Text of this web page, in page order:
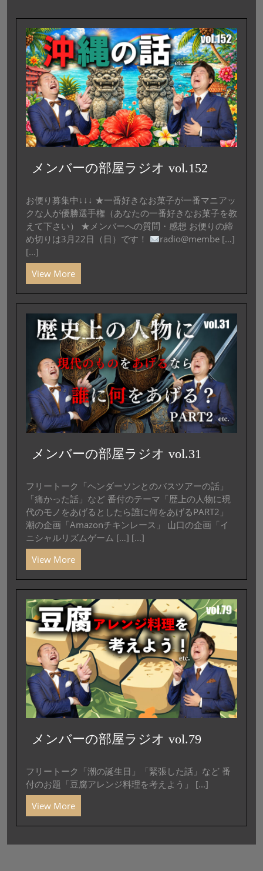
メンバーの部屋ラジオ vol.152
お便り募集中↓↓↓ ★一番好きなお菓子が一番マニアッ
クな人が優勝選手権（あなたの一番好きなお菓子を教
えて下さい） ★メンバーへの質問・感想 お便りの締
め切りは3月22日（日）です！
radio@membe […]
[...]
View More
メンバーの部屋ラジオ vol.31
フリートーク「ヘンダーソンとのバスツアーの話」
「痛かった話」など 番付のテーマ「歴上の人物に現
代のモノをあげるとしたら誰に何をあげるPART2」
潮の企画「Amazonチキンレース」 山口の企画「イ
ニシャルリズムゲーム […] [...]
View More
メンバーの部屋ラジオ vol.79
フリートーク「潮の誕生日」「緊張した話」など 番
付のお題「豆腐アレンジ料理を考えよう」 [...]
View More